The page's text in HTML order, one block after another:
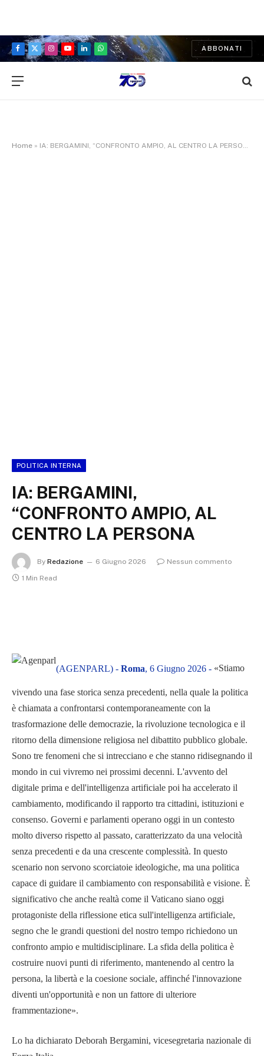
Facebook
X
Instagram
YouTubeLinkedInWhatsApp
ABBONATI
Home » IA: BERGAMINI, “CONFRONTO AMPIO, AL CENTRO LA PERSONA
POLITICA INTERNA
IA: BERGAMINI,
“CONFRONTO AMPIO, AL
CENTRO LA PERSONA
By Redazione 6 Giugno 2026
Nessun commento
1 Min Read
(AGENPARL) - Roma, 6 Giugno 2026 - «Stiamo
vivendo una fase storica senza precedenti, nella quale la politica
è chiamata a confrontarsi contemporaneamente con la
trasformazione delle democrazie, la rivoluzione tecnologica e il
ritorno della dimensione religiosa nel dibattito pubblico globale.
Sono tre fenomeni che si intrecciano e che stanno ridisegnando il
mondo in cui vivremo nei prossimi decenni. L'avvento del
digitale prima e dell'intelligenza artificiale poi ha accelerato il
cambiamento, modificando il rapporto tra cittadini, istituzioni e
consenso. Governi e parlamenti operano oggi in un contesto
molto diverso rispetto al passato, caratterizzato da una velocità
senza precedenti e da una crescente complessità. In questo
scenario non servono scorciatoie ideologiche, ma una politica
capace di guidare il cambiamento con responsabilità e visione. È
significativo che anche realtà come il Vaticano siano oggi
protagoniste della riflessione etica sull'intelligenza artificiale,
segno che le grandi questioni del nostro tempo richiedono un
confronto ampio e multidisciplinare. La sfida della politica è
costruire nuovi punti di riferimento, mantenendo al centro la
persona, la libertà e la coesione sociale, affinché l'innovazione
diventi un'opportunità e non un fattore di ulteriore
frammentazione».
Lo ha dichiarato Deborah Bergamini, vicesegretaria nazionale di